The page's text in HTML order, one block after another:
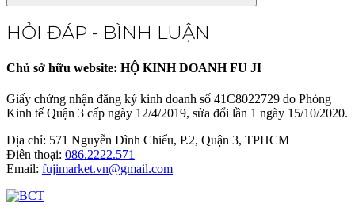
HỎI ĐÁP - BÌNH LUẬN
Chủ sở hữu website: HỘ KINH DOANH FU JI
Giấy chứng nhận đăng ký kinh doanh số 41C8022729 do Phòng
Kinh tế Quận 3 cấp ngày 12/4/2019, sửa đổi lần 1 ngày 15/10/2020.
Địa chỉ: 571 Nguyễn Đình Chiểu, P.2, Quận 3, TPHCM
Điên thoại: 086.2222.571
Email: fujimarket.vn@gmail.com